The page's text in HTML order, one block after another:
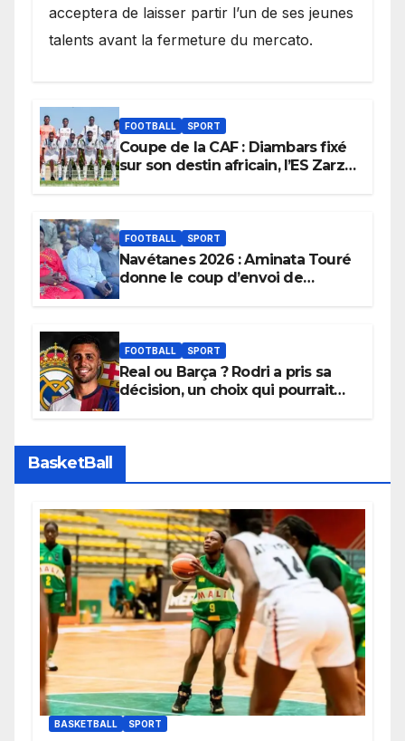
acceptera de laisser partir l’un de ses jeunes
talents avant la fermeture du mercato.
FOOTBALL SPORT
Coupe de la CAF : Diambars fixé
sur son destin africain, l’ES Zarzis
FOOTBALL SPORT
Navétanes 2026 : Aminata Touré
donne le coup d’envoi de
apaisées.
FOOTBALL SPORT
Real ou Barça ? Rodri a pris sa
décision, un choix qui pourrait
BasketBall
BASKETBALL SPORT